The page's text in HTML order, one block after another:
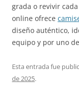
grada o revivir
online ofrece
diseño auténtico,
equipo y por uno
Esta entrada fue
de 2025.